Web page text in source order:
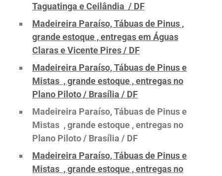
Taguatinga e Ceilândia / DF
Madeireira Paraíso, Tábuas de Pinus ,
grande estoque , entregas em Águas
Claras e Vicente Pires / DF
Madeireira Paraíso, Tábuas de Pinus e
Mistas , grande estoque , entregas no
Plano Piloto / Brasília / DF
Madeireira Paraíso, Tábuas de Pinus e
Mistas , grande estoque , entregas no
Plano Piloto / Brasília / DF
Madeireira Paraíso, Tábuas de Pinus e
Mistas , grande estoque , entregas no